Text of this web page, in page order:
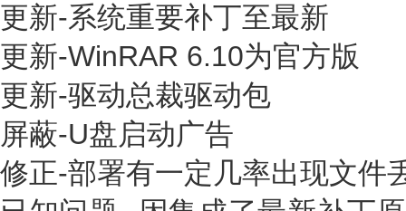
更新-系统重要补丁至最新
更新-WinRAR 6.10为官方版
更新-驱动总裁驱动包
屏蔽-U盘启动广告
修正-部署有一定几率出现文件